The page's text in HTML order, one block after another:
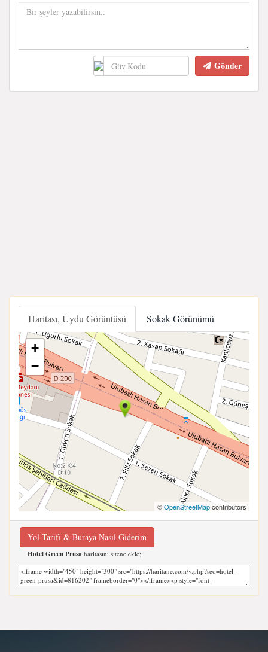
Gönder
Haritası, Uydu Görüntüsü Sokak Görünümü
+
−
©OpenStreetMapcontributors
Yol Tarifi & Buraya Nasıl Giderim
Hotel Green Prusa haritasını sitene ekle;